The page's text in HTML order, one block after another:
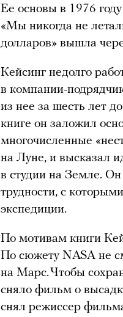
Ее основы в 1976 году
«Мы никогда не
долларов» вышла
Кейсинг недолго
в компании-
из нее за шесть лет
книге он заложил
многочисленные
на Луне, и высказал
в студии на Земле.
трудности, с
экспедиции.
По мотивам книги
По сюжету NASA не
на Марс. Чтобы
сняло фильм о
снял режиссер